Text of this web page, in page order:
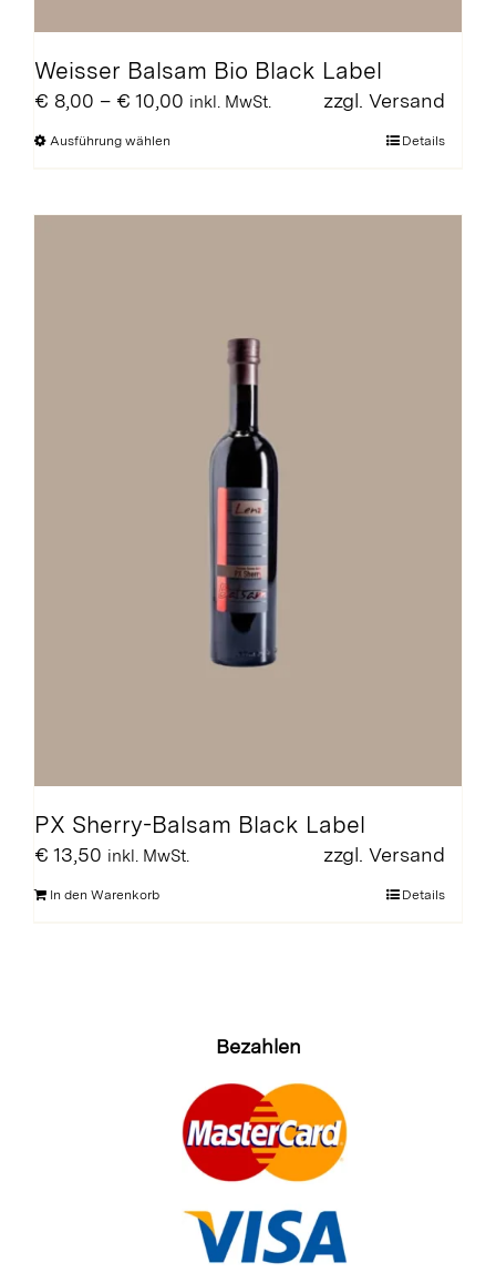
Weisser Balsam Bio Black Label
€ 8,00 – € 10,00 Preisspanne:
inkl. MwSt. zzgl. Versand
Ausführung wählen
Optionen
können
Produktseite
werden
Details
PX Sherry-Balsam Black Label
€ 13,50 inkl. MwSt. zzgl. Versand
In den Warenkorb Details
Bezahlen